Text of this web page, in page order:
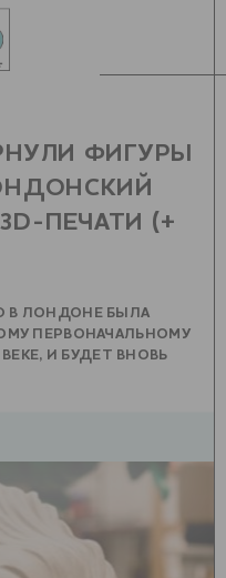
ФИГУРЫ
ПЕЧАТИ (+
В ЛОНДОНЕ БЫЛА
ПЕРВОНАЧАЛЬНОМУ
И БУДЕТ ВНОВЬ